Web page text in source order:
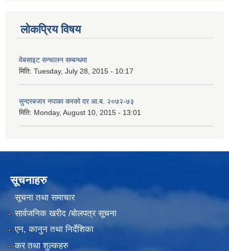
लोकप्रिय विषय
वेबसाइट सन्चालन सम्बन्धमा
मिति: Tuesday, July 28, 2015 - 10:17
सुन्दरबजार नपाका करको दर आ.ब. २०७२-७३
मिति: Monday, August 10, 2015 - 13:01
सूचनाहरु
सूचना तथा समाचार
सार्वजनिक खरीद /बोलपत्र सूचना
एन, कानुन तथा निर्देशिका
कर तथा शुल्कहरु